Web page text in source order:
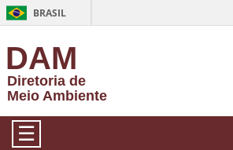
BRASIL
DAM
Diretoria de
Meio Ambiente
☰